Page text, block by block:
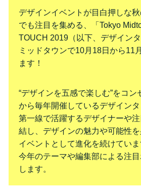
デザインイベントが目白押しな
でも注目を集める、「Tokyo
TOUCH 2019（以下、デザイン
ミッドタウンで10月18日から11
ます！
“デザインを五感で楽しむ”をコ
から毎年開催しているデザイン
第一線で活躍するデザイナーや
結し、デザインの魅力や可能性
イベントとして進化を続けてい
今年のテーマや編集部による注
します。